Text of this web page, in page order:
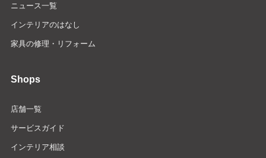
ニュース一覧
インテリアのはなし
家具の修理・リフォーム
Shops
店舗一覧
サービスガイド
インテリア相談